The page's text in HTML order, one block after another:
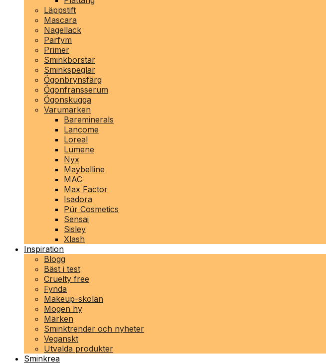
Läppstift
Mascara
Nagellack
Parfym
Primer
Sminkborstar
Sminkspeglar
Ögonbrynsfärg
Ögonfransserum
Ögonskugga
Varumärken
Bareminerals
Lancome
Loreal
Lumene
Nyx
Maybelline
MAC
Max Factor
Isadora
Pür Cosmetics
Sensai
Sisley
Xlash
Inspiration
Blogg
Bäst i test
Cruelty free
Fynda
Makeup-skolan
Mogen hy
Märken
Sminktrender och nyheter
Veganskt
Utvalda produkter
Sminkrea